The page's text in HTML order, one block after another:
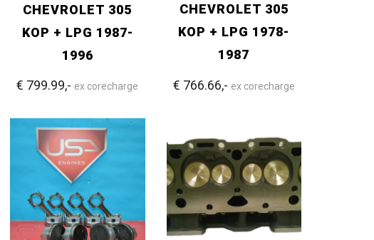
CHEVROLET 305
KOP + LPG 1987-
1996
€ 799.99,- ex corecharge
CHEVROLET 305
KOP + LPG 1978-
1987
€ 766.66,- ex corecharge